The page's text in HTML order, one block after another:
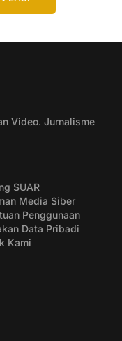
Video. Jurnalisme
SUAR
Media Siber
Penggunaan
Data Pribadi
Kami